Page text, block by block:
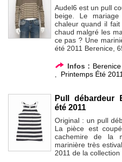
Audel6 est un pull
beige. Le
chaleur quand il
chaud malgré les
ce pas ? Une
été 2011 Berenice,
Infos : Berenice
Printemps Été 2011
Pull débardeur
été 2011
Original : un pull
La pièce est
cachemire de la
marinière très
2011 de la collection